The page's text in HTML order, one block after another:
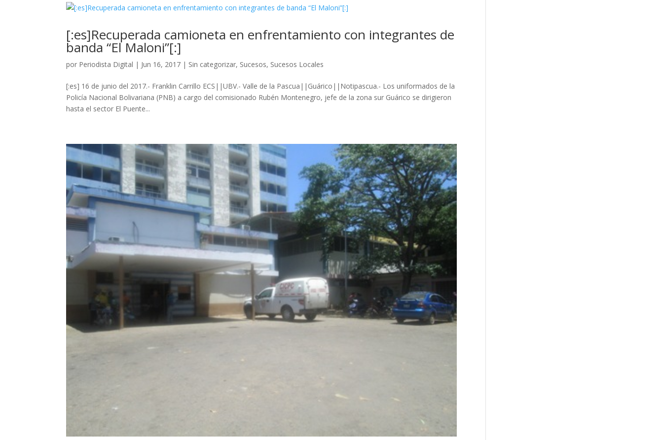
[:es]Recuperada camioneta en enfrentamiento con integrantes de
banda “El Maloni”[:]
por Periodista Digital | Jun 16, 2017 | Sin categorizar, Sucesos, Sucesos Locales
[:es] 16 de junio del 2017.- Franklin Carrillo ECS||UBV.- Valle de la Pascua||Guárico||Notipascua.- Los uniformados de la
Policía Nacional Bolivariana (PNB) a cargo del comisionado Rubén Montenegro, jefe de la zona sur Guárico se dirigieron
hasta el sector El Puente...